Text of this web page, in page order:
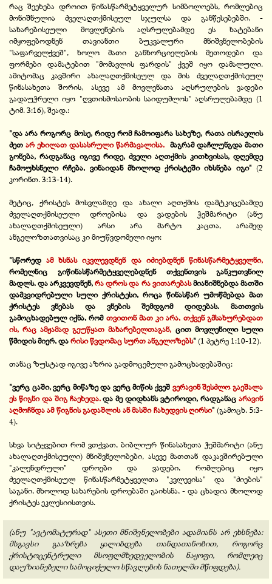
რაც შეეხება დროით წინასწარმეტყველურ სიმბოლოებს, რომლებიც
მონიშნულია ძველაღთქმისეულ სჯულსა და განწესებებში, -
სახარებისეული მოვლენების აღსრულებამდე ეს ხატებანი
იმყოფებოდნენ თავიანთი ბუკვალური მნიშვნელობების
"საფარველქვეშ", ხოლო მათი განხორციელების მეთოდები და
ფორმები დამატებით "მომავლის ფარდის" ქვეშ იყო დამალული.
ამიტომაც კავშირი ახალაღთქმისეულ და მის ძველაღთქმისეულ
წინასახეთა შორის, ასევე ამ მოვლენათა აღსრულების ვადები
გადაუჭრელი იყო "ღვთისმოსაობის საიდუმლოს" აღსრულებამდე (1
ტიმ. 3:16), შეად.:
"და არა როგორც მოსე, რიდე რომ ჩამოიფარა სახეზე, რათა ისრაელის
ძეთარ ეხილათ დასასრული წარმავალისა. მაგრამ დაჩლუნგდა მათი
გონება, რადგანაც იგივე რიდე, ძველი აღთქმის კითხვისას, დღემდე
ჩამოუხსნელი რჩება, ვინაიდან მხოლოდ ქრისტეში იხსნება იგი" (2
კორინთ. 3:13-14).
მეტიც, ქრისტეს მოსვლამდე და ახალი აღთქმის დამტკიცებამდე
ძველაღთქმისეული დროებისა და ვადების ჭეშმარიტი (ანუ
ახალაღთქმისეული) არსი არა მარტო კაცთა, არამედ
ანგელოზთათვისაც კი მიუწვდომელი იყო:
"სწორედამ ხსნას იკვლევდნენ და იძიებდნენ წინასწარმეტყველნი,
რომელნიც გიწინასწარმეტყველებდნენ თქვენთვის განკუთვნილ
მადლს. და არკვევდნენ,რა დროს და რა ვითარებასმიანიშნებდა მათში
დამკვიდრებული სული ქრისტესი, როცა წინასწარ უმოწმებდა მათ
ქრისტეს ვნებას და ვნების შემდგომ დიდებას. მათთვის
გამოცხადებულ იქნა, რომ თვითონ მათ კი არა, თქვენ გმსახურებდათ
ის, რაც ამჟამად გეუწყათ მახარებელთაგან, ცით მოვლენილი სული
წმიდის მიერ, დარისი წვდომაც სურთ ანგელოზებს" (1 პეტრე 1:10-12).
თანაც ზუსტად იგივე აზრია გადმოცემული გამოცხადებაშიც:
"ვერც ცაში, ვერც მიწაზე და ვერც მიწის ქვეშ ვერავინ შესძლო გაეშალა
ეს წიგნი და შიგ ჩაეხედა.და მე დიდხანს ვტიროდი, რადგანაც არავინ
აღმოჩნდა ამ წიგნის გადაშლის ან მასში ჩახედვის ღირსი" (გამოცხ. 5:3-
4).
სხვა სიტყვებით რომ ვთქვათ, ბიბლიურ წინასახეთა ჭეშმარიტი (ანუ
ახალაღთქმისეული) მნიშვნელობები, ასევე მათთან დაკავშირებული
"კალენდრული" დროები და ვადები, რომლებიც იყო
ძველაღთქმისეულ წინასწარმეტყველთა "კვლევისა" და "ძიების"
საგანი, მხოლოდ სახარების დროებაში გაიხსნა, - და ცხადია მხოლოდ
ქრისტეს ეკლესიისთვის.
(ანუ "ავტომატურად" ასეთი მნიშვნელობები ადამიანს არ ეხსნება:
მსგავსი გააზრება ყალიბდება თანდათანობით, როგორც
ქრისტოცენტრული მსოფლმხედველობის ნაყოფი, რომლეიც
დაუზიანებელი სამოციქულო სწავლების ნათელში მწიფდება).